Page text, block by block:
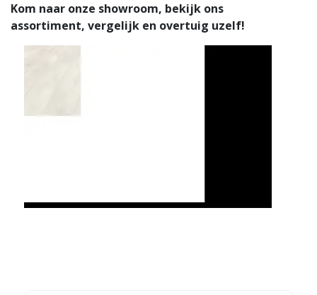
Kom naar onze showroom, bekijk ons
assortiment, vergelijk en overtuig uzelf!